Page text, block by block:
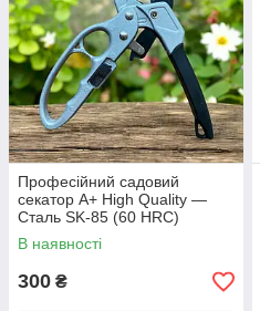
Професійний садовий
секатор A+ High Quality —
Сталь SK-85 (60 HRC)
В наявності
300 ₴